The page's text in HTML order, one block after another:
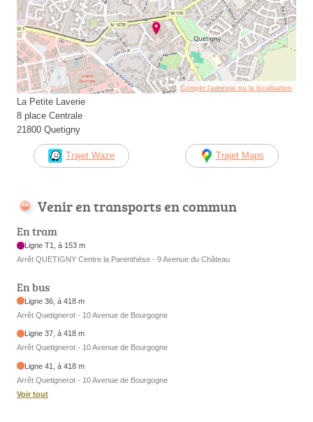
Corriger l’adresse ou la localisation
La Petite Laverie
8 place Centrale
21800 Quetigny
Trajet Waze Trajet Maps
Venir en transports en commun
En tram
Ligne T1, à 153 m
Arrêt QUETIGNY Centre la Parenthèse - 9 Avenue du Château
En bus
Ligne 36, à 418 m
Arrêt Quetignerot - 10 Avenue de Bourgogne
Ligne 37, à 418 m
Arrêt Quetignerot - 10 Avenue de Bourgogne
Ligne 41, à 418 m
Arrêt Quetignerot - 10 Avenue de Bourgogne
Voir tout